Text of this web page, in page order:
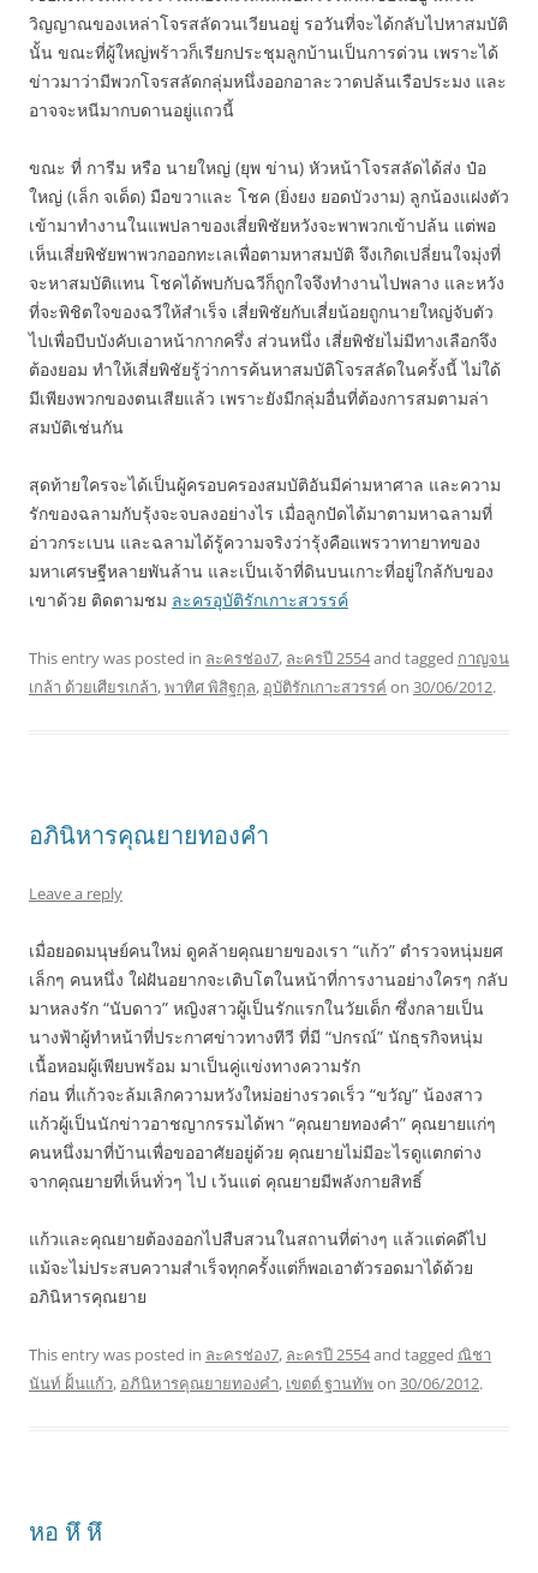
วิญญาณของเหล่าโจรสลัดวนเวียนอยู่ รอวันที่จะได้กลับไปหาสมบัติ
นั้น ขณะที่ผู้ใหญ่พร้าวก็เรียกประชุมลูกบ้านเป็นการด่วน เพราะได้
ข่าวมาว่ามีพวกโจรสลัดกลุ่มหนึ่งออกอาละวาดปล้นเรือประมง และ
อาจจะหนีมากบดานอยู่แถวนี้
ขณะ ที่ การีม หรือ นายใหญ่ (ยุพ ข่าน) หัวหน้าโจรสลัดได้ส่ง ป๋อ
ใหญ่ (เล็ก จเด็ด) มือขวาและ โชค (ยิ่งยง ยอดบัวงาม) ลูกน้องแฝงตัว
เข้ามาทำงานในแพปลาของเสี่ยพิชัยหวังจะพาพวกเข้าปล้น แต่พอ
เห็นเสี่ยพิชัยพาพวกออกทะเลเพื่อตามหาสมบัติ จึงเกิดเปลี่ยนใจมุ่งที่
จะหาสมบัติแทน โชคได้พบกับฉวีก็ถูกใจจึงทำงานไปพลาง และหวัง
ที่จะพิชิตใจของฉวีให้สำเร็จ เสี่ยพิชัยกับเสี่ยน้อยถูกนายใหญ่จับตัว
ไปเพื่อบีบบังคับเอาหน้ากากครึ่ง ส่วนหนึ่ง เสี่ยพิชัยไม่มีทางเลือกจึง
ต้องยอม ทำให้เสี่ยพิชัยรู้ว่าการค้นหาสมบัติโจรสลัดในครั้งนี้ ไม่ใด้
มีเพียงพวกของตนเสียแล้ว เพราะยังมีกลุ่มอื่นที่ต้องการสมตามล่า
สมบัติเช่นกัน
สุดท้ายใครจะได้เป็นผู้ครอบครองสมบัติอันมีค่ามหาศาล และความ
รักของฉลามกับรุ้งจะจบลงอย่างไร เมื่อลูกปัดได้มาตามหาฉลามที่
อ่าวกระเบน และฉลามได้รู้ความจริงว่ารุ้งคือแพรวาทายาทของ
มหาเศรษฐีหลายพันล้าน และเป็นเจ้าที่ดินบนเกาะที่อยู่ใกล้กับของ
เขาด้วย ติดตามชม ละครอุบัติรักเกาะสวรรค์
This entry was posted in ละครช่อง7, ละครปี 2554and tagged กาญจน
เกล้า ด้วยเศียรเกล้า,พาทิศ พิสิฐกุล, อุบัติรักเกาะสวรรค์ on 30/06/2012.
อภินิหารคุณยายทองคำ
Leave a reply
เมื่อยอดมนุษย์คนใหม่ ดูคล้ายคุณยายของเรา “แก้ว” ตำรวจหนุ่มยศ
เล็กๆ คนหนึ่ง ใฝ่ฝันอยากจะเติบโตในหน้าที่การงานอย่างใครๆ กลับ
มาหลงรัก “นับดาว” หญิงสาวผู้เป็นรักแรกในวัยเด็ก ซึ่งกลายเป็น
นางฟ้าผู้ทำหน้าที่ประกาศข่าวทางทีวี ที่มี “ปกรณ์” นักธุรกิจหนุ่ม
เนื้อหอมผู้เพียบพร้อม มาเป็นคู่แข่งทางความรัก
ก่อน ที่แก้วจะล้มเลิกความหวังใหม่อย่างรวดเร็ว “ขวัญ” น้องสาว
แก้วผู้เป็นนักข่าวอาชญากรรมได้พา “คุณยายทองคำ” คุณยายแก่ๆ
คนหนึ่งมาที่บ้านเพื่อขออาศัยอยู่ด้วย คุณยายไม่มีอะไรดูแตกต่าง
จากคุณยายที่เห็นทั่วๆ ไป เว้นแต่ คุณยายมีพลังกายสิทธิ์
แก้วและคุณยายต้องออกไปสืบสวนในสถานที่ต่างๆ แล้วแต่คดีไป
แม้จะไม่ประสบความสำเร็จทุกครั้งแต่ก็พอเอาตัวรอดมาได้ด้วย
อภินิหารคุณยาย
This entry was posted in ละครช่อง7, ละครปี 2554and tagged ณิชา
นันท์ ฝั้นแก้ว, อภินิหารคุณยายทองคำ, เขตต์ ฐานทัพ on 30/06/2012.
หอ หึ หึ